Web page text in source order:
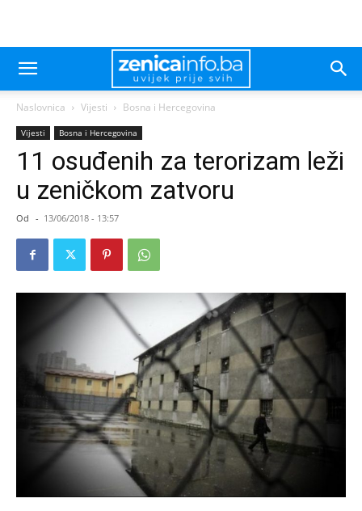
Naslovnica Vijesti Bosna i Hercegovina
Vijesti Bosna i Hercegovina
11 osuđenih za terorizam leži
u zeničkom zatvoru
Od - 13/06/2018 - 13:57